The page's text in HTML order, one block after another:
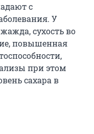
с
У
сухость во
повышенная
при этом
сахара в